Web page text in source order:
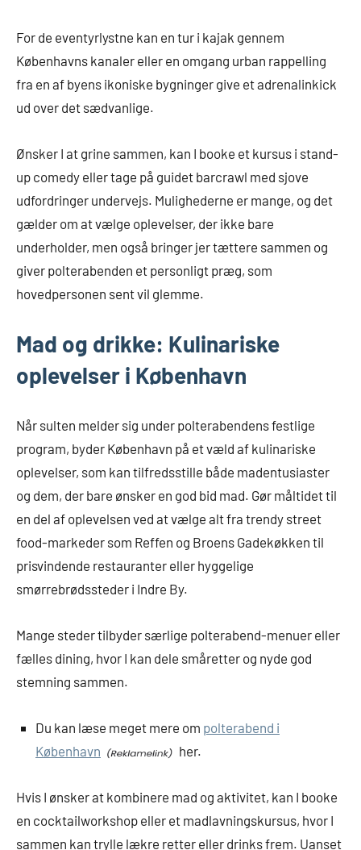
For de eventyrlystne kan en tur i kajak gennem
Københavns kanaler eller en omgang urban rappelling
fra en af byens ikoniske bygninger give et adrenalinkick
ud over det sædvanlige.
Ønsker I at grine sammen, kan I booke et kursus i stand-
up comedy eller tage på guidet barcrawl med sjove
udfordringer undervejs. Mulighederne er mange, og det
gælder om at vælge oplevelser, der ikke bare
underholder, men også bringer jer tættere sammen og
giver polterabenden et personligt præg, som
hovedpersonen sent vil glemme.
Mad og drikke: Kulinariske
oplevelser i København
Når sulten melder sig under polterabendens festlige
program, byder København på et væld af kulinariske
oplevelser, som kan tilfredsstille både madentusiaster
og dem, der bare ønsker en god bid mad. Gør måltidet til
en del af oplevelsen ved at vælge alt fra trendy street
food-markeder som Reffen og Broens Gadekøkken til
prisvindende restauranter eller hyggelige
smørrebrødssteder i Indre By.
Mange steder tilbyder særlige polterabend-menuer eller
fælles dining, hvor I kan dele småretter og nyde god
stemning sammen.
Du kan læse meget mere om polterabend i
København
her.
Hvis I ønsker at kombinere mad og aktivitet, kan I booke
en cocktailworkshop eller et madlavningskursus, hvor I
sammen kan trylle lækre retter eller drinks frem. Uanset